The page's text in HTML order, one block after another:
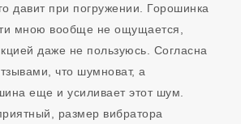
давит при погружении. Горошинка
мною вообще не ощущается,
даже не пользуюсь. Согласна
что шумноват, а
еще и усиливает этот шум.
размер вибратора